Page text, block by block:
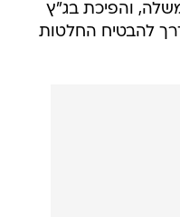
והפיכת בג"ץ
להבטיח החלטות